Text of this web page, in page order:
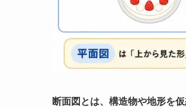
断面図とは、構造物や地形を